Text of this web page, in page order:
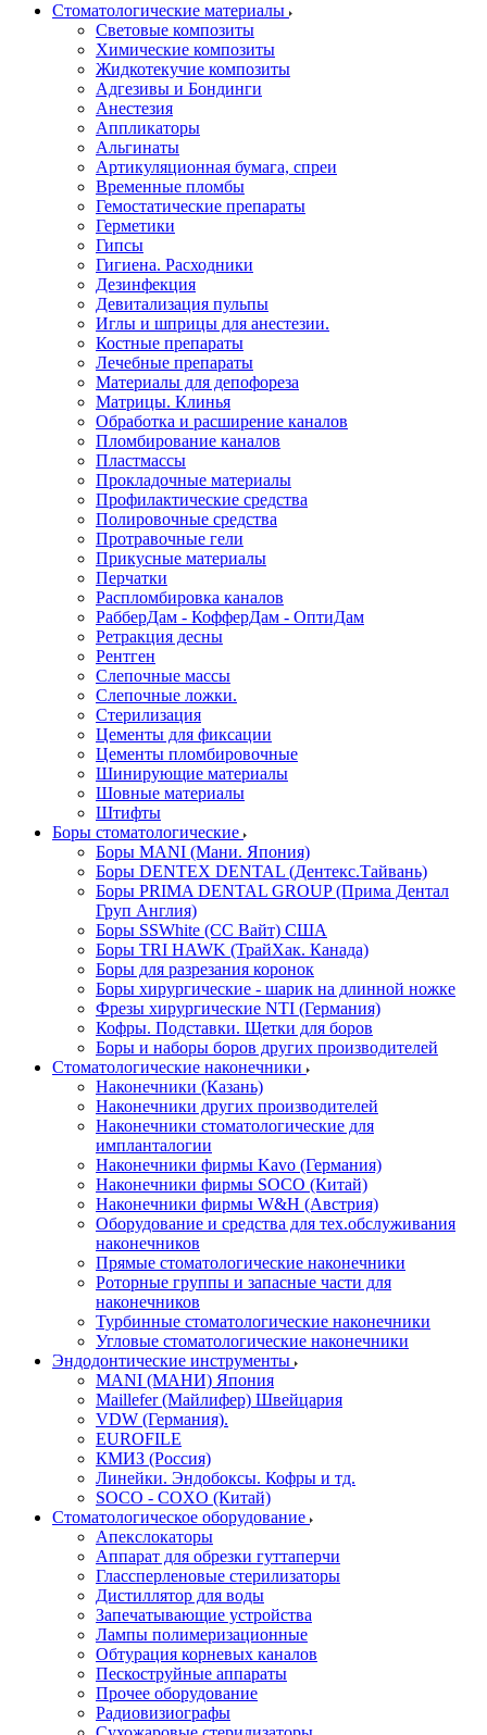
Стоматологические материалы
Световые композиты
Химические композиты
Жидкотекучие композиты
Адгезивы и Бондинги
Анестезия
Аппликаторы
Альгинаты
Артикуляционная бумага, спреи
Временные пломбы
Гемостатические препараты
Герметики
Гипсы
Гигиена. Расходники
Дезинфекция
Девитализация пульпы
Иглы и шприцы для анестезии.
Костные препараты
Лечебные препараты
Материалы для депофореза
Матрицы. Клинья
Обработка и расширение каналов
Пломбирование каналов
Пластмассы
Прокладочные материалы
Профилактические средства
Полировочные средства
Протравочные гели
Прикусные материалы
Перчатки
Распломбировка каналов
РабберДам - КофферДам - ОптиДам
Ретракция десны
Рентген
Слепочные массы
Слепочные ложки.
Стерилизация
Цементы для фиксации
Цементы пломбировочные
Шинирующие материалы
Шовные материалы
Штифты
Боры стоматологические
Боры MANI (Мани. Япония)
Боры DENTEX DENTAL (Дентекс.Тайвань)
Боры PRIMA DENTAL GROUP (Прима Дентал
Груп Англия)
Боры SSWhite (СС Вайт) США
Боры TRI HAWK (ТрайХак. Канада)
Боры для разрезания коронок
Боры хирургические - шарик на длинной ножке
Фрезы хирургические NTI (Германия)
Кофры. Подставки. Щетки для боров
Боры и наборы боров других производителей
Стоматологические наконечники
Наконечники (Казань)
Наконечники других производителей
Наконечники стоматологические для
импланталогии
Наконечники фирмы Kavo (Германия)
Наконечники фирмы SOCO (Китай)
Наконечники фирмы W&H (Австрия)
Оборудование и средства для тех.обслуживания
наконечников
Прямые стоматологические наконечники
Роторные группы и запасные части для
наконечников
Турбинные стоматологические наконечники
Угловые стоматологические наконечники
Эндодонтические инструменты
MANI (МАНИ) Япония
Maillefer (Майлифер) Швейцария
VDW (Германия).
EUROFILE
КМИЗ (Россия)
Линейки. Эндобоксы. Кофры и тд.
SOCO - COXO (Китай)
Стоматологическое оборудование
Апекслокаторы
Аппарат для обрезки гуттаперчи
Глассперленовые стерилизаторы
Дистиллятор для воды
Запечатывающие устройства
Лампы полимеризационные
Обтурация корневых каналов
Пескоструйные аппараты
Прочее оборудование
Радиовизиографы